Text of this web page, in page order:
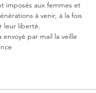
imposés aux femmes et
à venir, à la fois
leur liberté.
envoyé par mail la veille